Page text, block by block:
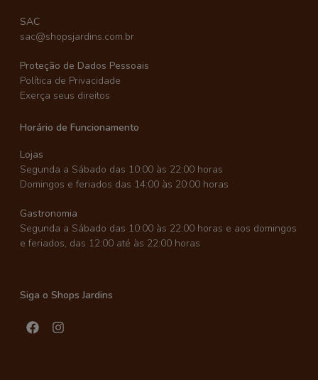
SAC
sac@shopsjardins.com.br
Proteção de Dados Pessoais
Política de Privacidade
Exerça seus direitos
Horário de Funcionamento
Lojas
Segunda a Sábado das 10:00 às 22:00 horas
Domingos e feriados das 14:00 às 20:00 horas
Gastronomia
Segunda a Sábado das 10:00 às 22:00 horas e aos domingos
e feriados, das 12:00 até às 22:00 horas
Siga o Shops Jardins